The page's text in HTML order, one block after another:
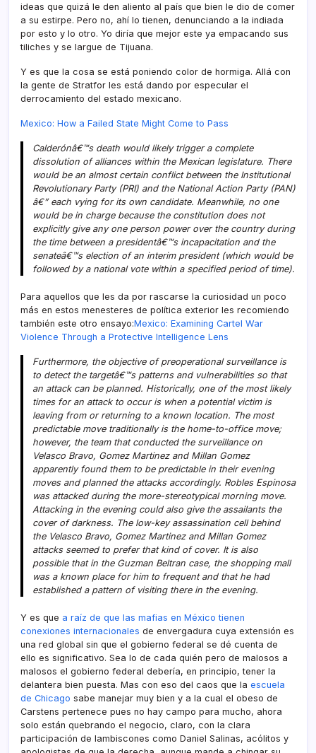
ideas que quizá le den aliento al paí­s que bien le dio de comer
a su estirpe. Pero no, ahí­ lo tienen, denunciando a la indiada
por esto y lo otro. Yo dirí­a que mejor este ya empacando sus
tiliches y se largue de Tijuana.
Y es que la cosa se está poniendo color de hormiga. Allá con
la gente de Stratfor les está dando por especular el
derrocamiento del estado mexicano.
Mexico: How a Failed State Might Come to Pass
Calderónâ€™s death would likely trigger a complete
dissolution of alliances within the Mexican legislature. There
would be an almost certain conflict between the Institutional
Revolutionary Party (PRI) and the National Action Party (PAN)
â€” each vying for its own candidate. Meanwhile, no one
would be in charge because the constitution does not
explicitly give any one person power over the country during
the time between a presidentâ€™s incapacitation and the
senateâ€™s election of an interim president (which would be
followed by a national vote within a specified period of time).
Para aquellos que les da por rascarse la curiosidad un poco
más en estos menesteres de polí­tica exterior les recomiendo
también este otro ensayo:Mexico: Examining Cartel War
Violence Through a Protective Intelligence Lens
Furthermore, the objective of preoperational surveillance is
to detect the targetâ€™s patterns and vulnerabilities so that
an attack can be planned. Historically, one of the most likely
times for an attack to occur is when a potential victim is
leaving from or returning to a known location. The most
predictable move traditionally is the home-to-office move;
however, the team that conducted the surveillance on
Velasco Bravo, Gomez Martinez and Millan Gomez
apparently found them to be predictable in their evening
moves and planned the attacks accordingly. Robles Espinosa
was attacked during the more-stereotypical morning move.
Attacking in the evening could also give the assailants the
cover of darkness. The low-key assassination cell behind
the Velasco Bravo, Gomez Martinez and Millan Gomez
attacks seemed to prefer that kind of cover. It is also
possible that in the Guzman Beltran case, the shopping mall
was a known place for him to frequent and that he had
established a pattern of visiting there in the evening.
Y es que a raí­z de que las mafias en México tienen
conexiones internacionales de envergadura cuya extensión es
una red global sin que el gobierno federal se dé cuenta de
ello es significativo. Sea lo de cada quién pero de malosos a
malosos el gobierno federal deberí­a, en principio, tener la
delantera bien puesta. Mas con eso del caos que la escuela
de Chicago sabe manejar muy bien y a la cual el obeso de
Carstens pertenece pues no hay campo para mucho, ahora
solo están quebrando el negocio, claro, con la clara
participación de lambiscones como Daniel Salinas, acólitos y